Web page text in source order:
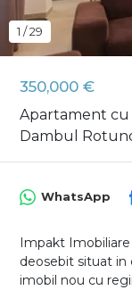
350,000 €
Apartament cu
Dambul
1 /29
WhatsApp
Impakt
deosebit situat in
imobil nou cu